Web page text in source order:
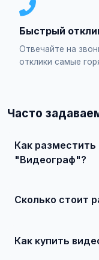
Быстрый
Отвечайте на
отклики самые
Часто
Как разместить
"Видеограф"?
заполните форму и
Сколько стоит
доступно платное
Как купить